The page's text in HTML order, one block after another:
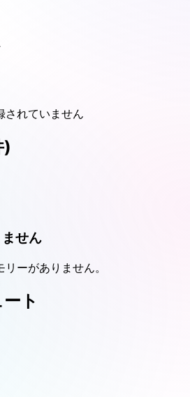
されていません
)
せん
ーがありません。
ト